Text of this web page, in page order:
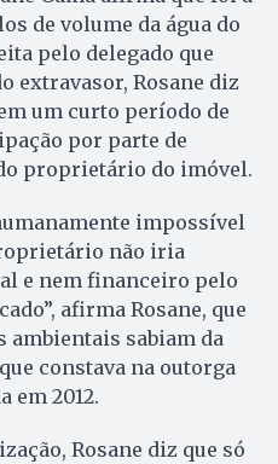
de volume da água do
pelo delegado que
extravasor, Rosane diz
um curto período de
por parte de
proprietário do imóvel.
impossível
não iria
e nem financeiro pelo
afirma Rosane, que
ambientais sabiam da
constava na outorga
em 2012.
Rosane diz que só